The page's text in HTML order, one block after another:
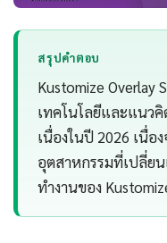
สรุปคำตอบ
Kustomize Overlay
เทคโนโลยีและแนว
เนื่องในปี 2026 เนื่อ
อุตสาหกรรมที่เปลี่ยน
ทำงานของ